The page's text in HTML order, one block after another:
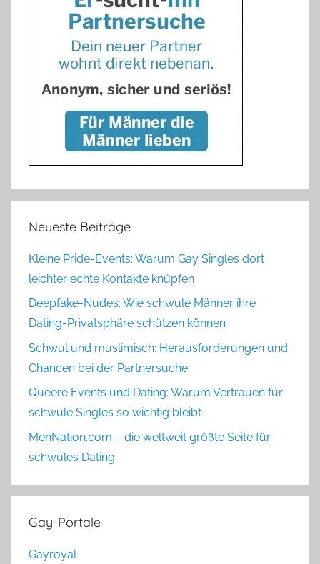
Neueste Beiträge
Kleine Pride-Events: Warum Gay Singles dort
leichter echte Kontakte knüpfen
Deepfake-Nudes: Wie schwule Männer ihre
Dating-Privatsphäre schützen können
Schwul und muslimisch: Herausforderungen und
Chancen bei der Partnersuche
Queere Events und Dating: Warum Vertrauen für
schwule Singles so wichtig bleibt
MenNation.com – die weltweit größte Seite für
schwules Dating
Gay-Portale
Gayroyal